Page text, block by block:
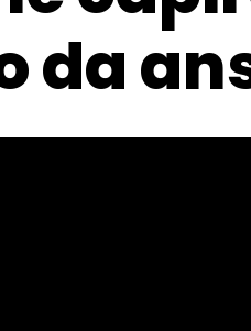
da